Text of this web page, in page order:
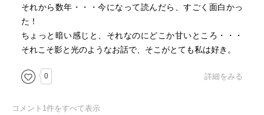
それから数年・・・今になって読んだら、すごく面白かっ
た！
ちょっと暗い感じと、それなのにどこか甘いところ・・・
それこそ影と光のようなお話で、そこがとても私は好き。
0 詳細をみる
コメント 1件をすべて表示